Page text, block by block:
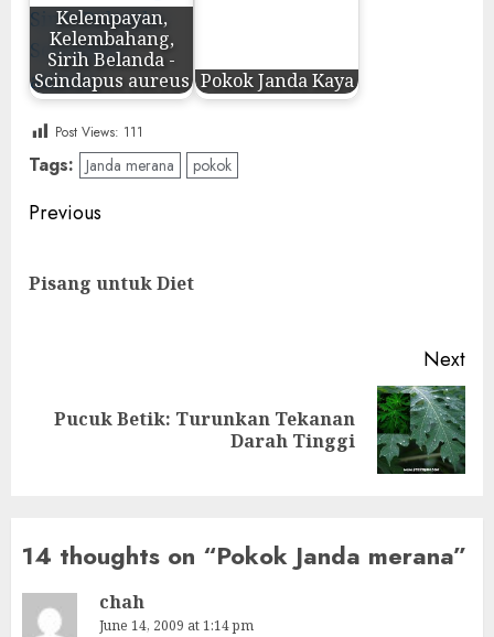
Kelempayan,
Kelembahang,
Sirih Belanda -
Scindapus aureus Pokok Janda Kaya
Post Views: 111
Tags: Janda merana pokok
Post
Previous
Pisang untuk Diet
Next
Next
Pucuk Betik: Turunkan Tekanan
Darah Tinggi
14 thoughts on “Pokok Janda merana”
chah
June 14, 2009 at 1:14 pm